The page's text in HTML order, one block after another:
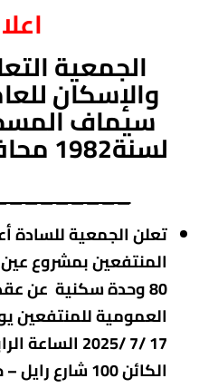
الجمعية
والإسكان
لسنة1982 محافظة القاهرة
تعلن الجمعية للسادة
80 وحدة سكنية عن
العمومية للمنتفعين
17 /7 /2025
الكائن 100